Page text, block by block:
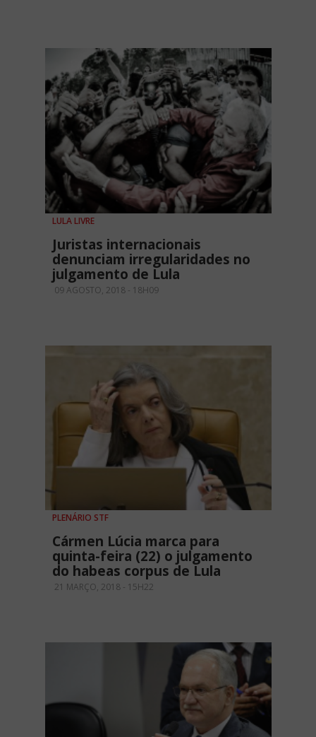
LULA LIVRE
Juristas internacionais
denunciam irregularidades no
julgamento de Lula
09 AGOSTO, 2018 - 18H09
PLENÁRIO STF
Cármen Lúcia marca para
quinta-feira (22) o julgamento
do habeas corpus de Lula
21 MARÇO, 2018 - 15H22